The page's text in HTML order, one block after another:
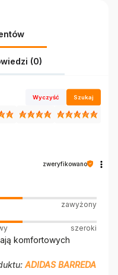
(0)
Wyczyść Szukaj
zweryfikowano
zawyżony
szeroki
komfortowych
ADIDAS BARREDA